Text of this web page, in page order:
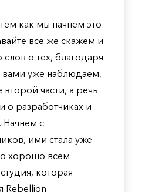
как мы начнем это
все же скажем и
слов о тех, благодаря
уже наблюдаем,
второй части, а речь
о разработчиках и
Начнем с
ими стала уже
хорошо всем
которая
Rebellion